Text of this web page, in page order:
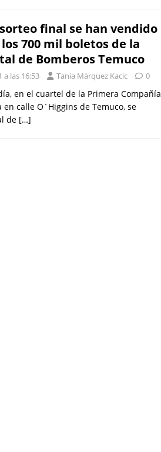
final se han vendido
700 mil boletos de la
de Bomberos Temuco
a las 16:53 Tania Márquez Kacic 0
en el cuartel de la Primera Compañía
calle O´Higgins de Temuco, se
de […]